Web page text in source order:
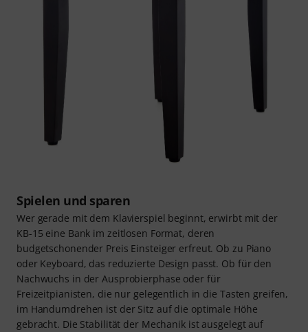
Spielen und sparen
Wer gerade mit dem Klavierspiel beginnt, erwirbt mit der
KB-15 eine Bank im zeitlosen Format, deren
budgetschonender Preis Einsteiger erfreut. Ob zu Piano
oder Keyboard, das reduzierte Design passt. Ob für den
Nachwuchs in der Ausprobierphase oder für
Freizeitpianisten, die nur gelegentlich in die Tasten greifen,
im Handumdrehen ist der Sitz auf die optimale Höhe
gebracht. Die Stabilität der Mechanik ist ausgelegt auf